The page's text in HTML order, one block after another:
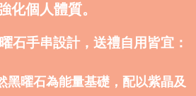
化個人體質。
石手串設計，送禮自用皆宜：
黑曜石為能量基礎，配以紫晶及